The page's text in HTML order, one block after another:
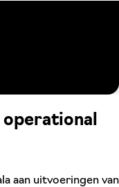
aan uitvoeringen van